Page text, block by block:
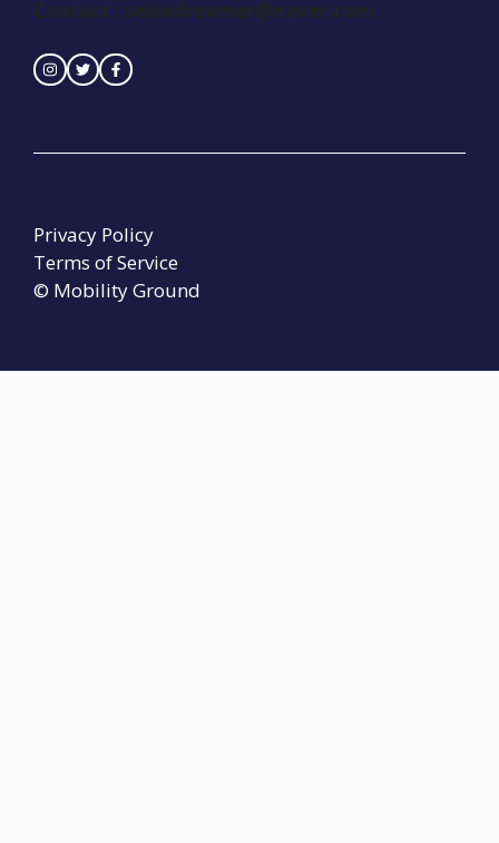
Contact : seinedreamer@naver.com
© Mobility Ground
Privacy Policy
Terms of Service